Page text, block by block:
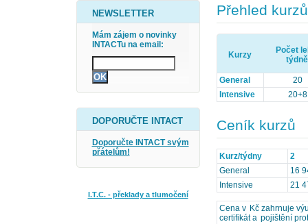
NEWSLETTER
Mám zájem o novinky
INTACTu na email:
DOPORUČTE INTACT
Doporučte INTACT svým
přátelům!
I.T.C. - překlady a tlumočení
Přehled kurzů
Kurzy
Počet
týdně
General
20
Intensive
20+8
Ceník kurzů
Kurz/týdny
2
General
16
Intensive
21
Cena v Kč zahrnuje
certifikát a pojištění